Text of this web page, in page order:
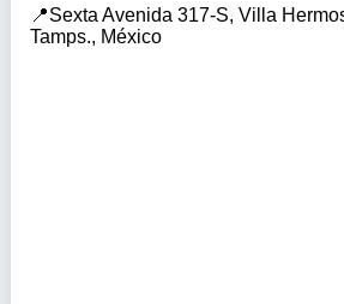
Sexta Avenida 317-S, Villa
Tamps., México